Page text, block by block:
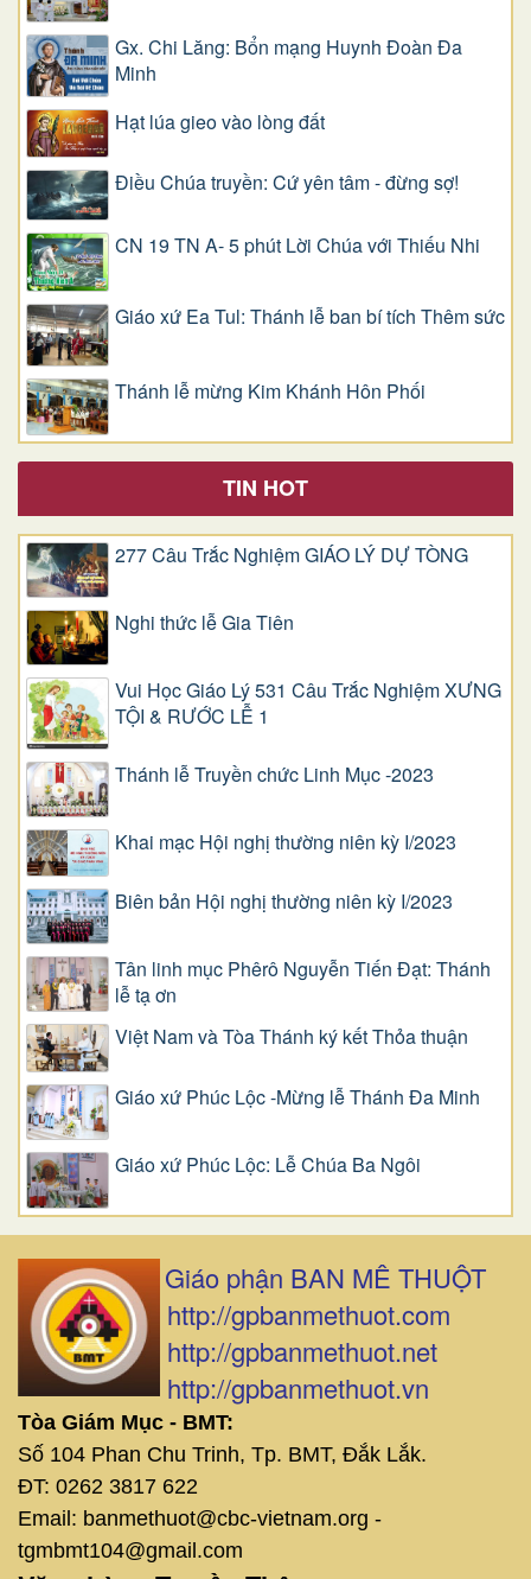
Gx. Chi Lăng: Bổn mạng Huynh Đoàn Đa
Minh
Hạt lúa gieo vào lòng đất
Điều Chúa truyền: Cứ yên tâm - đừng sợ!
CN 19 TN A- 5 phút Lời Chúa với Thiếu Nhi
Giáo xứ Ea Tul: Thánh lễ ban bí tích Thêm sức
Thánh lễ mừng Kim Khánh Hôn Phối
TIN HOT
277 Câu Trắc Nghiệm GIÁO LÝ DỰ TÒNG
Nghi thức lễ Gia Tiên
Vui Học Giáo Lý 531 Câu Trắc Nghiệm XƯNG
TỘI & RƯỚC LỄ 1
Thánh lễ Truyền chức Linh Mục -2023
Khai mạc Hội nghị thường niên kỳ I/2023
Biên bản Hội nghị thường niên kỳ I/2023
Tân linh mục Phêrô Nguyễn Tiến Đạt: Thánh
lễ tạ ơn
Việt Nam và Tòa Thánh ký kết Thỏa thuận
Giáo xứ Phúc Lộc -Mừng lễ Thánh Đa Minh
Giáo xứ Phúc Lộc: Lễ Chúa Ba Ngôi
Giáo phận BAN MÊ THUỘT
http://gpbanmethuot.com
http://gpbanmethuot.net
http://gpbanmethuot.vn
Tòa Giám Mục - BMT:
Số 104 Phan Chu Trinh, Tp. BMT, Đắk Lắk.
ĐT: 0262 3817 622
Email: banmethuot@cbc-vietnam.org -
tgmbmt104@gmail.com